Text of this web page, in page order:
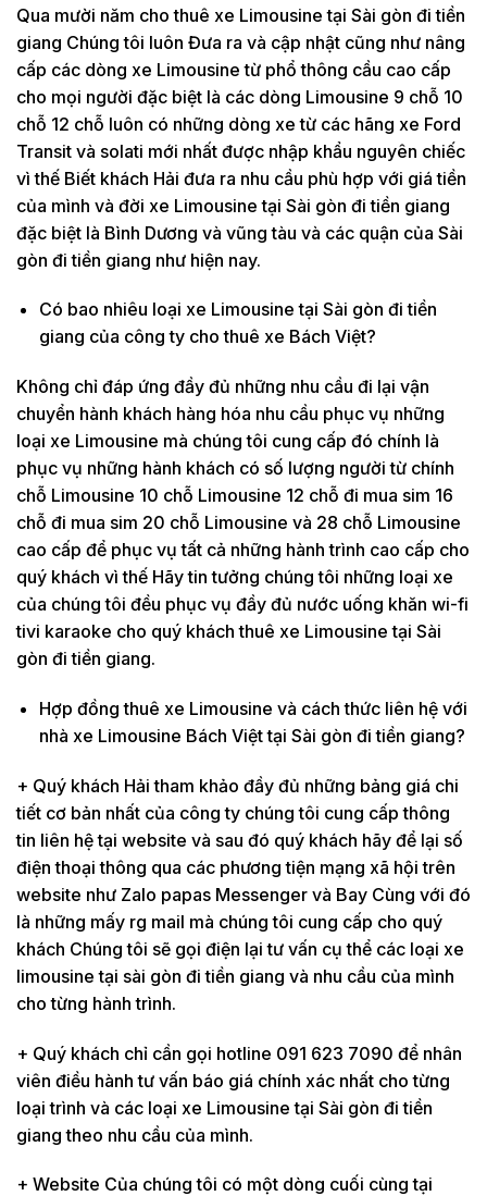
Qua mười năm cho thuê xe Limousine tại Sài gòn đi tiền
giang Chúng tôi luôn Đưa ra và cập nhật cũng như nâng
cấp các dòng xe Limousine từ phổ thông cầu cao cấp
cho mọi người đặc biệt là các dòng Limousine 9 chỗ 10
chỗ 12 chỗ luôn có những dòng xe từ các hãng xe Ford
Transit và solati mới nhất được nhập khẩu nguyên chiếc
vì thế Biết khách Hải đưa ra nhu cầu phù hợp với giá tiền
của mình và đời xe Limousine tại Sài gòn đi tiền giang
đặc biệt là Bình Dương và vũng tàu và các quận của Sài
gòn đi tiền giang như hiện nay.
Có bao nhiêu loại xe Limousine tại Sài gòn đi tiền
giang của công ty cho thuê xe Bách Việt?
Không chỉ đáp ứng đầy đủ những nhu cầu đi lại vận
chuyển hành khách hàng hóa nhu cầu phục vụ những
loại xe Limousine mà chúng tôi cung cấp đó chính là
phục vụ những hành khách có số lượng người từ chính
chỗ Limousine 10 chỗ Limousine 12 chỗ đi mua sim 16
chỗ đi mua sim 20 chỗ Limousine và 28 chỗ Limousine
cao cấp để phục vụ tất cả những hành trình cao cấp cho
quý khách vì thế Hãy tin tưởng chúng tôi những loại xe
của chúng tôi đều phục vụ đầy đủ nước uống khăn wi-fi
tivi karaoke cho quý khách thuê xe Limousine tại Sài
gòn đi tiền giang.
Hợp đồng thuê xe Limousine và cách thức liên hệ với
nhà xe Limousine Bách Việt tại Sài gòn đi tiền giang?
+ Quý khách Hải tham khảo đầy đủ những bảng giá chi
tiết cơ bản nhất của công ty chúng tôi cung cấp thông
tin liên hệ tại website và sau đó quý khách hãy để lại số
điện thoại thông qua các phương tiện mạng xã hội trên
website như Zalo papas Messenger và Bay Cùng với đó
là những mấy rg mail mà chúng tôi cung cấp cho quý
khách Chúng tôi sẽ gọi điện lại tư vấn cụ thể các loại xe
limousine tại sài gòn đi tiền giang và nhu cầu của mình
cho từng hành trình.
+ Quý khách chỉ cần gọi hotline 091 623 7090 để nhân
viên điều hành tư vấn báo giá chính xác nhất cho từng
loại trình và các loại xe Limousine tại Sài gòn đi tiền
giang theo nhu cầu của mình.
+ Website Của chúng tôi có một dòng cuối cùng tại